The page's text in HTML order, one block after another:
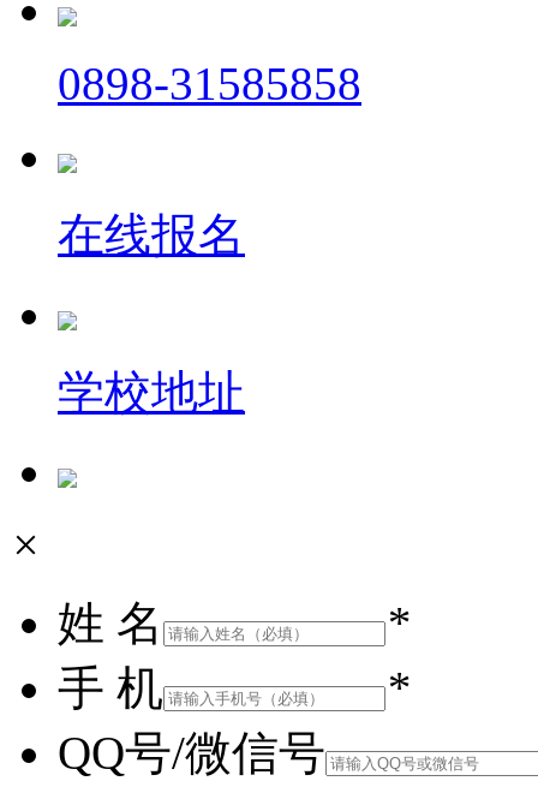
0898-31585858
在线报名
学校地址
×
姓 名
*
手 机
*
QQ号/微信号